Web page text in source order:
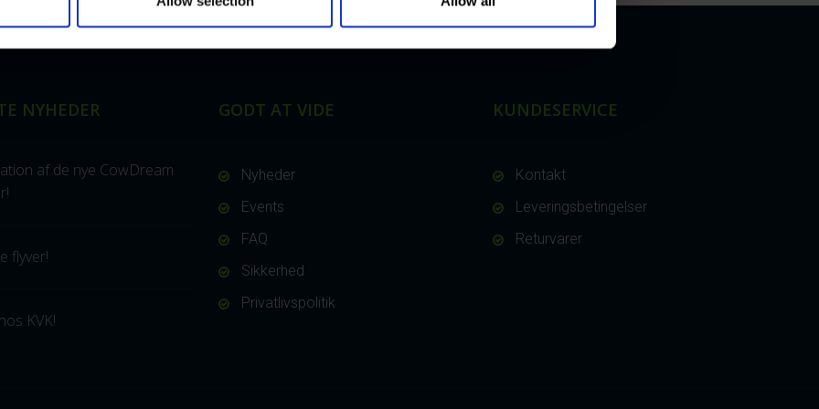
NYHEDER
af de nye CowDream
flyver!
KVK!
GODT AT VIDE
Nyheder
Events
FAQ
Sikkerhed
Privatlivspolitik
KUNDESERVICE
Kontakt
Leveringsbetingelser
Returvarer